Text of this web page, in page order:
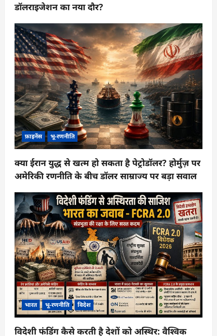
डॉलराइजेशन का नया दौर?
फ़ाइनेंस भू-रणनीति
क्या ईरान युद्ध से खत्म हो सकता है पेट्रोडॉलर? होर्मुज़ पर
अमेरिकी रणनीति के बीच डॉलर साम्राज्य पर बड़ा सवाल
भारत भू-रणनीति विदेश
विदेशी फंडिंग कैसे करती है देशों को अस्थिर: वैश्विक